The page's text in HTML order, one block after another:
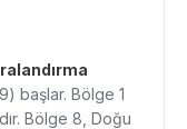
başlar. Bölge 1
Bölge 8, Doğu